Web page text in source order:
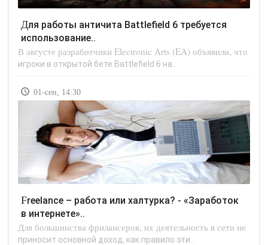
Для работы античита Battlefield 6 требуется
использование..
В августе разработчики Electronic Arts (EA) объявили, что
игроки в открытой бете Battlefield 6 на..
01-сен, 14:30
Freelance – работа или халтурка? - «Заработок
в интернете»..
Для большинства фрилансеров, их деятельность в сети не
приносит основной доход, как правило эти..